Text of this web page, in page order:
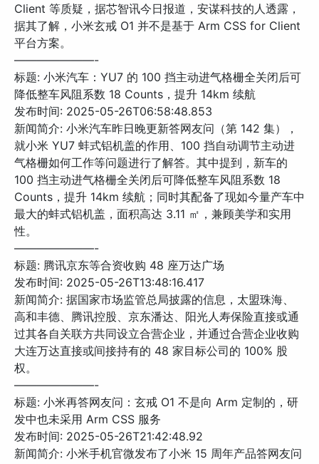
Client 等质疑，据芯智讯今日报道，安谋科技的人透露，
据其了解，小米玄戒 O1 并不是基于 Arm CSS for Client
平台方案。
———————-
标题: 小米汽车：YU7 的 100 挡主动进气格栅全关闭后可
降低整车风阻系数 18 Counts，提升 14km 续航
发布时间: 2025-05-26T06:58:48.853
新闻简介: 小米汽车昨日晚更新答网友问（第 142 集），
就小米 YU7 蚌式铝机盖的作用、100 挡自动调节主动进
气格栅如何工作等问题进行了解答。其中提到，新车的
100 挡主动进气格栅全关闭后可降低整车风阻系数 18
Counts，提升 14km 续航；同时其配备了现如今量产车中
最大的蚌式铝机盖，面积高达 3.11 ㎡，兼顾美学和实用
性。
———————-
标题: 腾讯京东等合资收购 48 座万达广场
发布时间: 2025-05-26T13:48:16.417
新闻简介: 据国家市场监管总局披露的信息，太盟珠海、
高和丰德、腾讯控股、京东潘达、阳光人寿保险直接或通
过其各自关联方共同设立合营企业，并通过合营企业收购
大连万达直接或间接持有的 48 家目标公司的 100% 股
权。
———————-
标题: 小米再答网友问：玄戒 O1 不是向 Arm 定制的，研
发中也未采用 Arm CSS 服务
发布时间: 2025-05-26T21:42:48.92
新闻简介: 小米手机官微发布了小米 15 周年产品答网友问